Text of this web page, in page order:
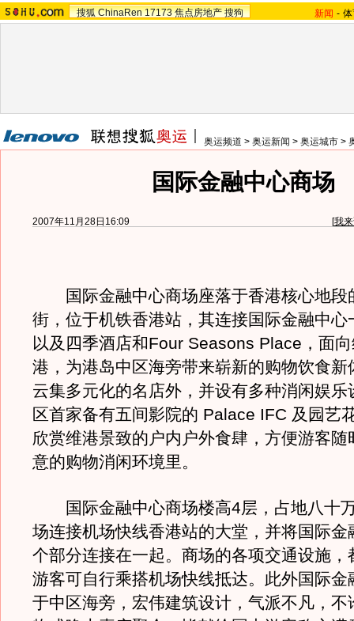
搜狐 ChinaRen 17173 焦点房地产 搜狗 新闻 -
奥运频道 > 奥运新闻 > 奥运城市 >
国际金融中心商场
2007年11月28日16:09 [我
国际金融中心商场座落于香港核心地段
街，位于机铁香港站，其连接国际金融中心
以及四季酒店和Four Seasons Place，面
港，为港岛中区海旁带来崭新的购物饮食新
云集多元化的名店外，并设有多种消闲娱乐
区首家备有五间影院的 Palace IFC 及园艺
欣赏维港景致的户内户外食肆，方便游客随
意的购物消闲环境里。
国际金融中心商场楼高4层，占地八十
场连接机场快线香港站的大堂，并将国际金
个部分连接在一起。商场的各项交通设施，
游客可自行乘搭机场快线抵达。此外国际金
于中区海旁，宏伟建筑设计，气派不凡，不